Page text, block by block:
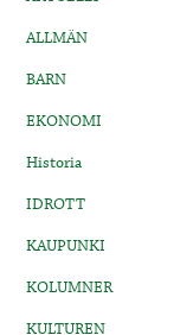
ALLMÄN
BARN
EKONOMI
Historia
IDROTT
KAUPUNKI
KOLUMNER
KULTUREN